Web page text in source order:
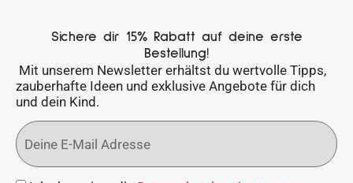
Sichere dir 15% Rabatt auf deine erste
Bestellung!
Mit unserem Newsletter erhältst du wertvolle Tipps,
zauberhafte Ideen und exklusive Angebote für dich
und dein Kind.